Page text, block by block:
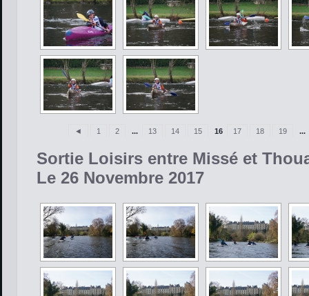
◄ 1 2 ... 13 14 15 16 17 18 19 ...
Sortie Loisirs entre Missé et
Le 26 Novembre 2017